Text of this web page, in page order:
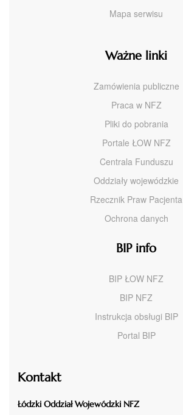
Mapa serwisu
Ważne linki
Zamówienia publiczne
Praca w NFZ
Pliki do pobrania
Portale ŁOW NFZ
Centrala Funduszu
Oddziały wojewódzkie
Rzecznik Praw Pacjenta
Ochrona danych
BIP info
BIP ŁOW NFZ
BIP NFZ
Instrukcja obsługi BIP
Portal BIP
Kontakt
Łódzki Oddział Wojewódzki NFZ